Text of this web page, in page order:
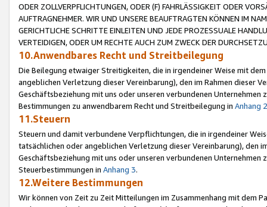
ODER ZOLLVERPFLICHTUNGEN, ODER (F) FAHRLÄSSIGKEIT ODER
AUFTRAGNEHMER. WIR UND UNSERE BEAUFTRAGTEN KÖNNEN IM
GERICHTLICHE SCHRITTE EINLEITEN UND JEDE PROZESSUALE
VERTEIDIGEN, ODER UM RECHTE AUCH ZUM ZWECK DER
10.Anwendbares Recht und Streitbeilegung
Die Beilegung etwaiger Streitigkeiten, die in irgendeiner Weise mit
angeblichen Verletzung dieser Vereinbarung), den im Rahmen dieser
Geschäftsbeziehung mit uns oder unseren verbundenen
Bestimmungen zu anwendbarem Recht und Streitbeilegung in Anhang 2
11.Steuern
Steuern und damit verbundene Verpflichtungen, die in irgendeiner
tatsächlichen oder angeblichen Verletzung dieser Vereinbarung), den
Geschäftsbeziehung mit uns oder unseren verbundenen
Steuerbestimmungen in Anhang 3.
12.Weitere Bestimmungen
Wir können von Zeit zu Zeit Mitteilungen im Zusammenhang mit dem